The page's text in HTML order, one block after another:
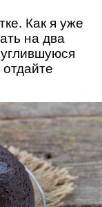
Как я уже
на два